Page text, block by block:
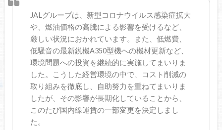
JALグループは、新型コロナウイルス感染症拡大
や、燃油価格の高騰による影響を受けるなど、
厳しい状況におかれています。また、低燃費、
低騒音の最新鋭機A350型機への機材更新など、
環境問題への投資を継続的に実施してまいりま
した。こうした経営環境の中で、コスト削減の
取り組みを徹底し、自助努力を重ねてまいりま
したが、その影響が長期化していることから、
このたび国内線運賃の一部変更を決定しまし
た。